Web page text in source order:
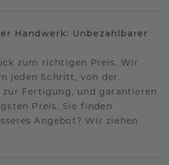
Handwerk: Unbezahlbarer
zum richtigen Preis. Wir
jeden Schritt, von der
zur Fertigung, und garantieren
Preis. Sie finden
Angebot? Wir ziehen